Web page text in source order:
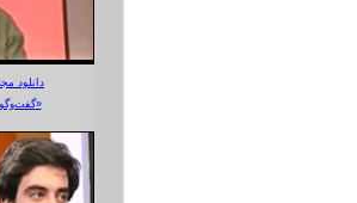
دانلود
گفت‌وگو با «عظیم قیچی ساز»